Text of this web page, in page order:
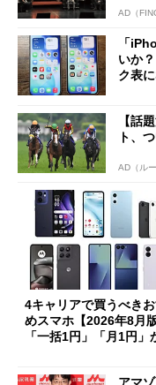
AD（
「
いか
ク表
【話
ト、
AD（ルー
4キャリアで買うべき
めスマホ【2026年8月版
「一括1円」「月1円」
アマ